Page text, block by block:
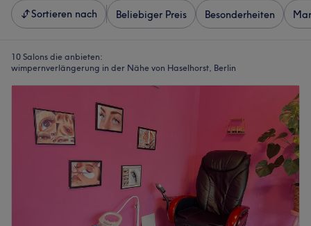
Sortieren nach Beliebiger Preis Besonderheiten
10 Salons die anbieten:
wimpernverlängerung in der Nähe von Haselhorst, Berlin